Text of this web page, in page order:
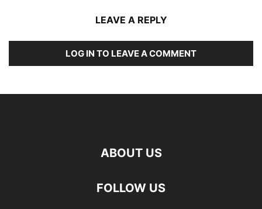
LEAVE A REPLY
LOG IN TO LEAVE A COMMENT
ABOUT US
FOLLOW US